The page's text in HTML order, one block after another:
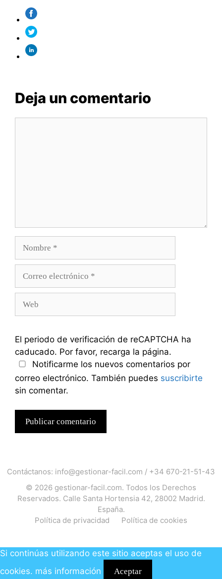
Deja un comentario
El periodo de verificación de reCAPTCHA ha
caducado. Por favor, recarga la página.
Notificarme los nuevos comentarios por
correo electrónico. También puedes suscribirte
sin comentar.
Contáctanos: info@gestionar-facil.com / +34 670-21-51-43
© 2026 gestionar-facil.com. Todos los Derechos
Reservados. Calle Santa Hortensia 42, 28002 Madrid.
España.
Política de privacidad
Política de cookies
Si continúas utilizando este sitio aceptas el uso de
cookies. más información Aceptar